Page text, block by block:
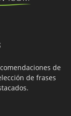
de
de frases